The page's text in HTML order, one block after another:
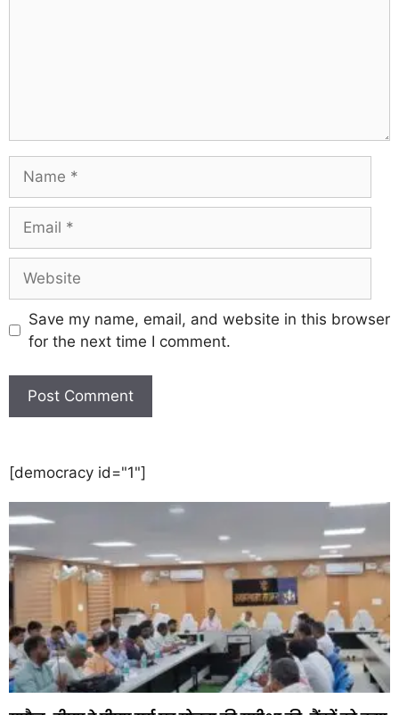
Save my name, email, and website in this browser
for the next time I comment.
[democracy id="1"]